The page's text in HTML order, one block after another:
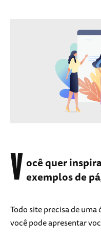
V ocê quer
exemplos de
Todo site precisa de
você pode apresentar